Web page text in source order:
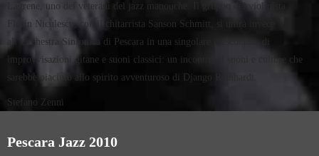
Lagrene, uno dei veterani del jazz manouche. Il gruppo del violinista
Florin Niculescu, con il chitarrista Sanson Schmitt, si unirà invece
all’Orchestra Sinfonica di Pescara in una singolare mescolanza di
improvvisazioni gitane e suoni classici: un incontro di suoni e culture che
sarebbe piaciuto allo spirito avventuroso di Django Reinhardt.
Stefano Zenni
Pescara Jazz 2010